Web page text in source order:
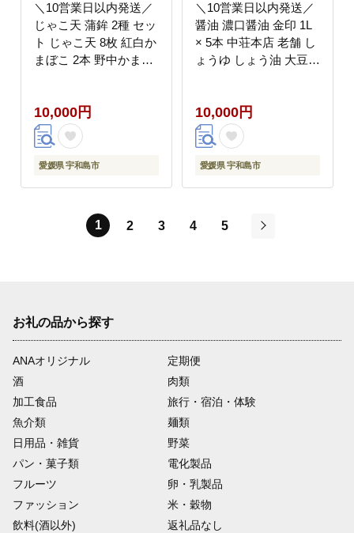
＼10営業日以内発送／
じゃこ天 蒲鉾 2種 セッ
ト じゃこ天 8枚 紅白か
まぼこ 2本 野中かまぼ
かまぼこ 天ぷら おかず
冷蔵 惣菜 フライ おで
ん だし 小分け 郷土料
理 酒 おつまみ 肴 特産
10,000円
愛媛県 宇和島市
＼10営業日以内発送／
醤油 濃口醤油 金印 1L
× 5本 中荘本店 老舗 し
ょうゆ しょう油 大豆
め物 煮物 調理 料理 卵
かけご飯 国産 愛媛 宇
和島 J010-119001
10,000円
愛媛県 宇和島市
1 2 3 4
5
お礼の品から探す
ANAオリジナル
定期便
酒
肉類
加工食品
旅行・宿泊・体験
魚介類
麺類
日用品・雑貨
野菜
パン・菓子類
電化製品
フルーツ
卵・乳製品
ファッション
米・穀物
飲料(酒以外)
返礼品なし